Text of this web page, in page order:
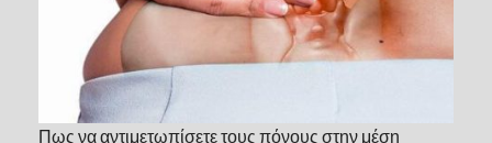
Πως να αντιμετωπίσετε τους πόνους στην μέση